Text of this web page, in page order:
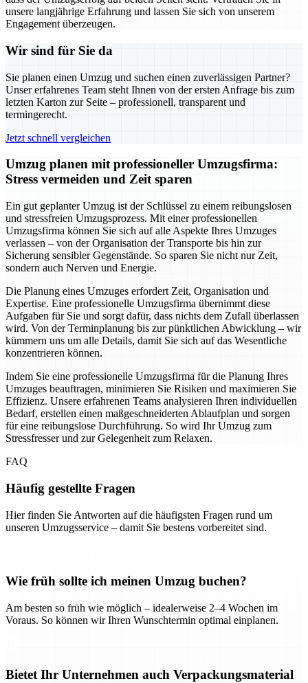
unsere langjährige Erfahrung und lassen Sie sich von unserem
Engagement überzeugen.
Wir sind für Sie da
Sie planen einen Umzug und suchen einen zuverlässigen Partner?
Unser erfahrenes Team steht Ihnen von der ersten Anfrage bis zum
letzten Karton zur Seite – professionell, transparent und
termingerecht.
Jetzt schnell vergleichen
Umzug planen mit professioneller Umzugsfirma:
Stress vermeiden und Zeit sparen
Ein gut geplanter Umzug ist der Schlüssel zu einem reibungslosen
und stressfreien Umzugsprozess. Mit einer professionellen
Umzugsfirma können Sie sich auf alle Aspekte Ihres Umzuges
verlassen – von der Organisation der Transporte bis hin zur
Sicherung sensibler Gegenstände. So sparen Sie nicht nur Zeit,
sondern auch Nerven und Energie.
Die Planung eines Umzuges erfordert Zeit, Organisation und
Expertise. Eine professionelle Umzugsfirma übernimmt diese
Aufgaben für Sie und sorgt dafür, dass nichts dem Zufall überlassen
wird. Von der Terminplanung bis zur pünktlichen Abwicklung – wir
kümmern uns um alle Details, damit Sie sich auf das Wesentliche
konzentrieren können.
Indem Sie eine professionelle Umzugsfirma für die Planung Ihres
Umzuges beauftragen, minimieren Sie Risiken und maximieren Sie
Effizienz. Unsere erfahrenen Teams analysieren Ihren individuellen
Bedarf, erstellen einen maßgeschneiderten Ablaufplan und sorgen
für eine reibungslose Durchführung. So wird Ihr Umzug zum
Stressfresser und zur Gelegenheit zum Relaxen.
FAQ
Häufig gestellte Fragen
Hier finden Sie Antworten auf die häufigsten Fragen rund um
unseren Umzugsservice – damit Sie bestens vorbereitet sind.
Wie früh sollte ich meinen Umzug buchen?
Am besten so früh wie möglich – idealerweise 2–4 Wochen im
Voraus. So können wir Ihren Wunschtermin optimal einplanen.
Bietet Ihr Unternehmen auch Verpackungsmaterial